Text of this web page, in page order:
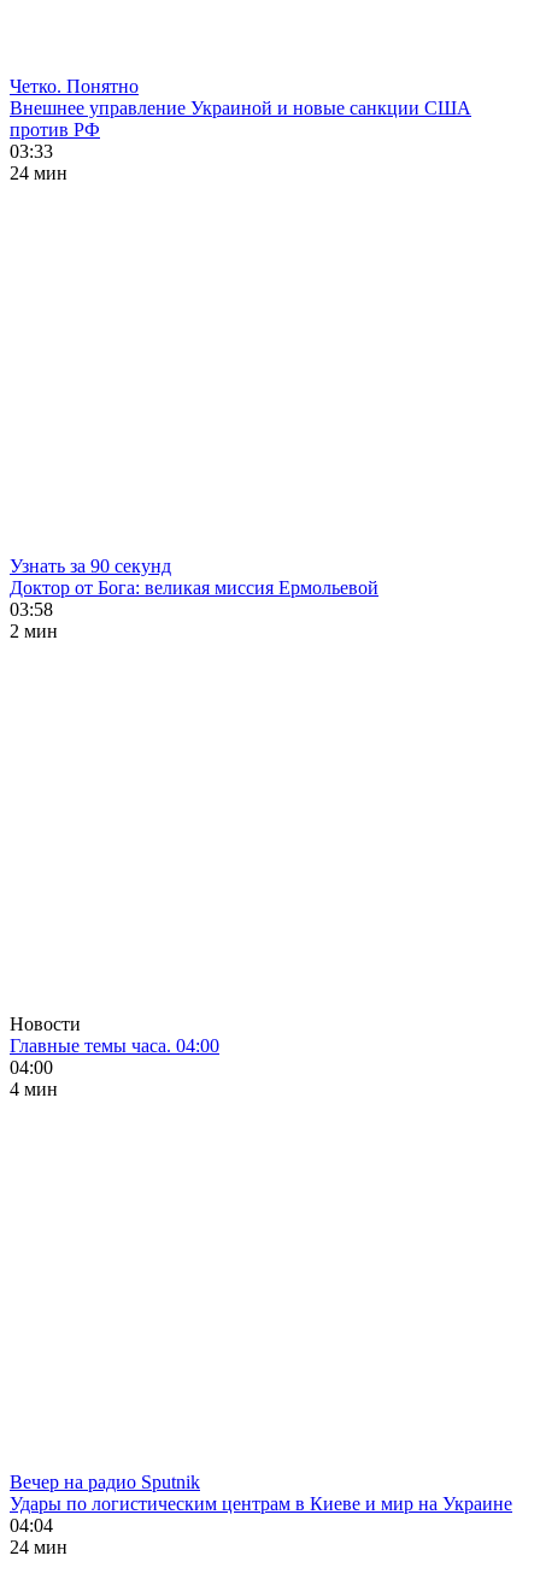
Четко. Понятно
Внешнее управление Украиной и новые санкции США
против РФ
03:33
24 мин
Узнать за 90 секунд
Доктор от Бога: великая миссия Ермольевой
03:58
2 мин
Новости
Главные темы часа. 04:00
04:00
4 мин
Вечер на радио Sputnik
Удары по логистическим центрам в Киеве и мир на Украине
04:04
24 мин